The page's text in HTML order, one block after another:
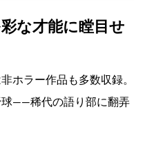
な才能に瞠目せ
ホラー作品も多数収録。
球――稀代の語り部に翻弄